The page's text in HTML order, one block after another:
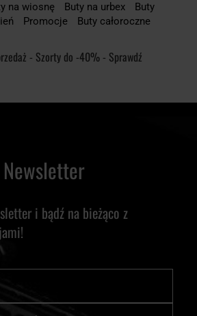
na wiosnę Buty na urbex
Buty
Promocje Buty całoroczne
Newsletter
i bądź na bieżąco z